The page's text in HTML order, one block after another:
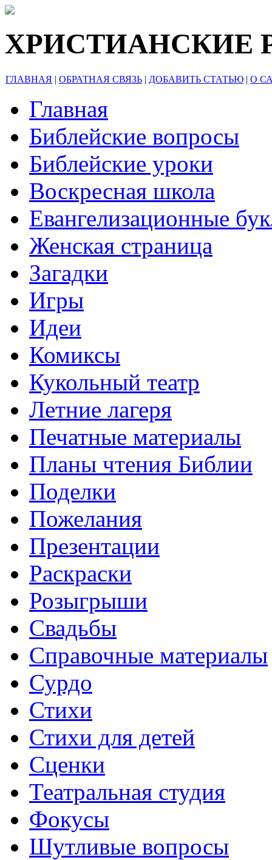
ХРИСТИАНСКИЕ
ГЛАВНАЯ | ОБРАТНАЯ СВЯЗЬ | ДОБАВИТЬ СТАТЬЮ | О
Главная
Библейские вопросы
Библейские уроки
Воскресная школа
Евангелизационные
Женская страница
Загадки
Игры
Идеи
Комиксы
Кукольный театр
Летние лагеря
Печатные материалы
Планы чтения Библии
Поделки
Пожелания
Презентации
Раскраски
Розыгрыши
Свадьбы
Справочные материалы
Сурдо
Стихи
Стихи для детей
Сценки
Театральная студия
Фокусы
Шутливые вопросы